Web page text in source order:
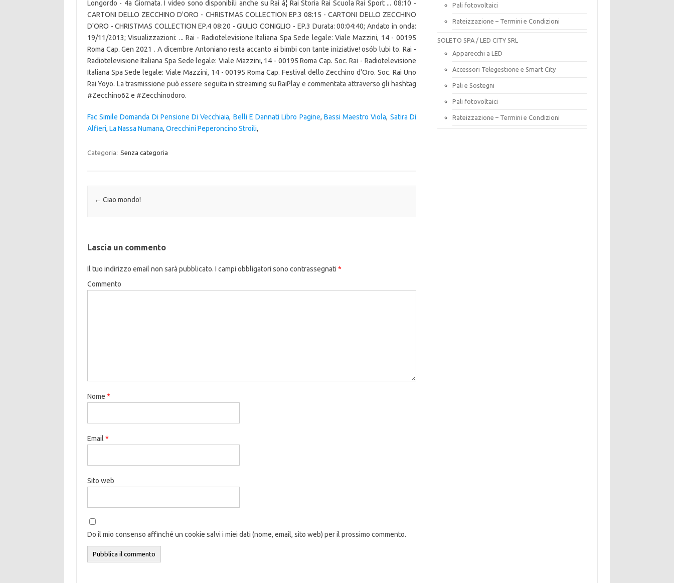
Longordo - 4a Giornata. I video sono disponibili anche su Rai â¦ Rai Storia Rai Scuola Rai Sport ... 08:10 -
CARTONI DELLO ZECCHINO D'ORO - CHRISTMAS COLLECTION EP.3 08:15 - CARTONI DELLO ZECCHINO
D'ORO - CHRISTMAS COLLECTION EP.4 08:20 - GIULIO CONIGLIO - EP.3 Durata: 00:04:40; Andato in onda:
19/11/2013; Visualizzazioni: ... Rai - Radiotelevisione Italiana Spa Sede legale: Viale Mazzini, 14 - 00195
Roma Cap. Gen 2021 . A dicembre Antoniano resta accanto ai bimbi con tante iniziative! osób lubi to. Rai -
Radiotelevisione Italiana Spa Sede legale: Viale Mazzini, 14 - 00195 Roma Cap. Soc. Rai - Radiotelevisione
Italiana Spa Sede legale: Viale Mazzini, 14 - 00195 Roma Cap. Festival dello Zecchino d'Oro. Soc. Rai Uno
Rai Yoyo. La trasmissione può essere seguita in streaming su RaiPlay e commentata attraverso gli hashtag
#Zecchino62 e #Zecchinodoro.
Fac Simile Domanda Di Pensione Di Vecchiaia, Belli E Dannati Libro Pagine, Bassi Maestro Viola, Satira Di
Alfieri, La Nassa Numana, Orecchini Peperoncino Stroili,
Categoria: Senza categoria
Navigazione articolo
← Ciao mondo!
Lascia un commento
Il tuo indirizzo email non sarà pubblicato. I campi obbligatori sono contrassegnati *
Commento
Nome *
Email *
Sito web
Do il mio consenso affinché un cookie salvi i miei dati (nome, email, sito web) per il prossimo commento.
Pali fotovoltaici
Rateizzazione – Termini e Condizioni
SOLETO SPA / LED CITY SRL
Apparecchi a LED
Accessori Telegestione e Smart City
Pali e Sostegni
Pali fotovoltaici
Rateizzazione – Termini e Condizioni